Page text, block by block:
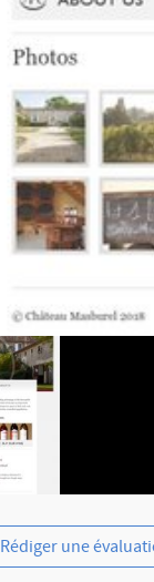
Rédiger une